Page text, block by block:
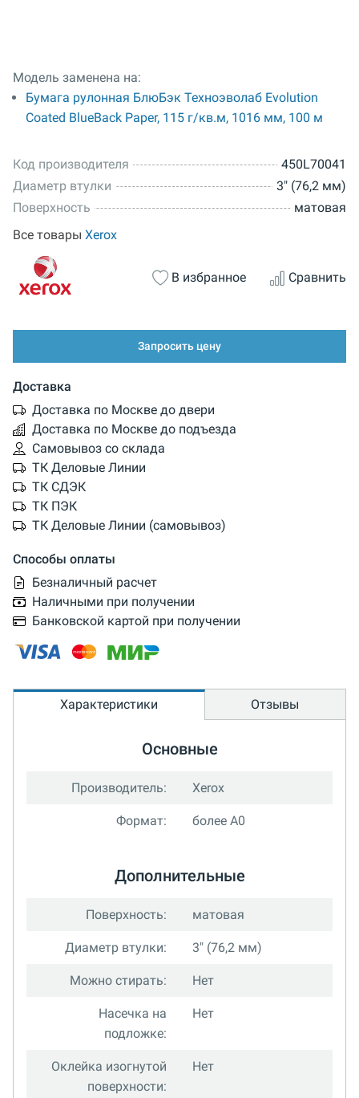
Модель заменена на:
Бумага рулонная БлюБэк Техноэволаб Evolution
Coated BlueBack Paper, 115 г/кв.м, 1016 мм, 100 м
Код производителя
450L70041
Диаметр втулки
3" (76,2 мм)
Поверхность
матовая
Все товары Xerox
В избранное Сравнить
Запросить цену
Доставка
Доставка по Москве до двери
Доставка по Москве до подъезда
Самовывоз со склада
ТК Деловые Линии
ТК СДЭК
ТК ПЭК
ТК Деловые Линии (самовывоз)
Способы оплаты
Безналичный расчет
Наличными при получении
Банковской картой при получении
Характеристики Отзывы
Основные
Производитель: Xerox
Формат: более А0
Дополнительные
Поверхность: матовая
Диаметр втулки: 3" (76,2 мм)
Можно стирать: Нет
Насечка на
подложке:
Нет
Оклейка изогнутой
поверхности:
Нет